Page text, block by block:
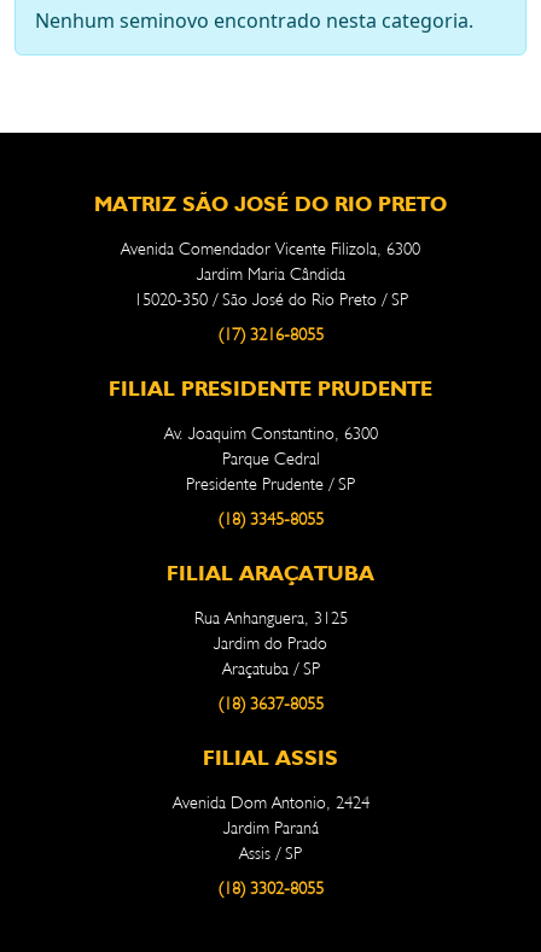
Nenhum seminovo encontrado nesta categoria.
MATRIZ SÃO JOSÉ DO RIO PRETO
Avenida Comendador Vicente Filizola, 6300
Jardim Maria Cândida
15020-350 / São José do Rio Preto / SP
(17) 3216-8055
FILIAL PRESIDENTE PRUDENTE
Av. Joaquim Constantino, 6300
Parque Cedral
Presidente Prudente / SP
(18) 3345-8055
FILIAL ARAÇATUBA
Rua Anhanguera, 3125
Jardim do Prado
Araçatuba / SP
(18) 3637-8055
FILIAL ASSIS
Avenida Dom Antonio, 2424
Jardim Paraná
Assis / SP
(18) 3302-8055